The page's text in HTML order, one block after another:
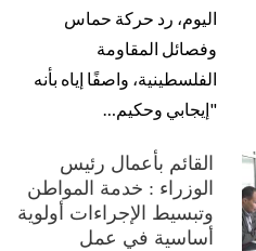
اليوم، رد حركة حماس
وفصائل المقاومة
الفلسطينية، واصفًا إياه بأنه
"إيجابي وحكيم…
القائم بأعمال رئيس
الوزراء : خدمة المواطن
وتبسيط الإجراءات أولوية
أساسية في عمل